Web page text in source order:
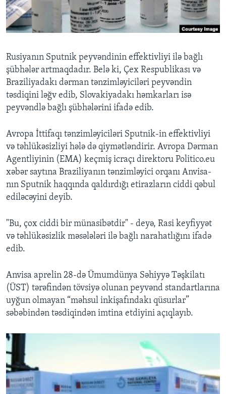
BIZI IZLƏYIN
Dillər
Rusiyanın Sputnik peyvəndinin effektivliyi ilə bağlı
şübhələr artmaqdadır. Belə ki, Çex Respublikası və
Braziliyadakı dərman tənzimləyiciləri peyvəndin
təsdiqini ləğv edib, Slovakiyadakı həmkarları isə
peyvəndlə bağlı şübhələrini ifadə edib.
Avropa İttifaqı tənzimləyiciləri Sputnik-in effektivliyi
və təhlükəsizliyi hələ də qiymətləndirir. Avropa Dərman
Agentliyinin (EMA) keçmiş icraçı direktoru Politico.eu
xəbər saytına Braziliyanın tənzimləyici orqanı Anvisa-
nın Sputnik haqqında qaldırdığı etirazların ciddi qəbul
ediləcəyini deyib.
"Bu, çox ciddi bir münasibətdir" - deyə, Rasi keyfiyyət
və təhlükəsizlik məsələləri ilə bağlı narahatlığını ifadə
edib.
Anvisa aprelin 28-də Ümumdünya Səhiyyə Təşkilatı
(ÜST) tərəfindən tövsiyə olunan peyvənd standartlarına
uyğun olmayan “məhsul inkişafındakı qüsurlar”
səbəbindən təsdiqindən imtina etdiyini açıqlayıb.